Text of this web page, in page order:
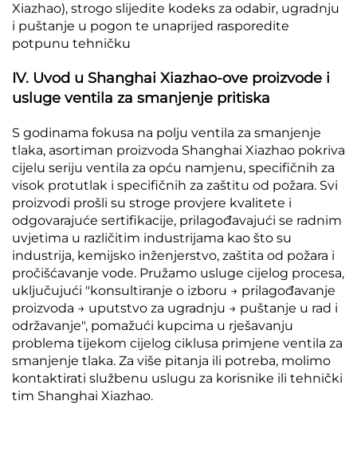
Xiazhao), strogo slijedite kodeks za odabir, ugradnju
i puštanje u pogon te unaprijed rasporedite
potpunu tehničku
IV. Uvod u Shanghai Xiazhao-ove proizvode i
usluge ventila za smanjenje pritiska
S godinama fokusa na polju ventila za smanjenje
tlaka, asortiman proizvoda Shanghai Xiazhao pokriva
cijelu seriju ventila za opću namjenu, specifičnih za
visok protutlak i specifičnih za zaštitu od požara. Svi
proizvodi prošli su stroge provjere kvalitete i
odgovarajuće sertifikacije, prilagođavajući se radnim
uvjetima u različitim industrijama kao što su
industrija, kemijsko inženjerstvo, zaštita od požara i
pročišćavanje vode. Pružamo usluge cijelog procesa,
uključujući "konsultiranje o izboru → prilagođavanje
proizvoda → uputstvo za ugradnju → puštanje u rad i
održavanje", pomažući kupcima u rješavanju
problema tijekom cijelog ciklusa primjene ventila za
smanjenje tlaka. Za više pitanja ili potreba, molimo
kontaktirati službenu uslugu za korisnike ili tehnički
tim Shanghai Xiazhao.